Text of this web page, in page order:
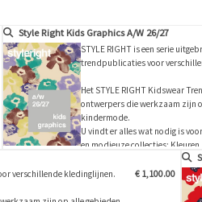
Style Right Kids Graphics A/W 26/27
STYLE RIGHT is een serie
trendpublicaties voor
Het STYLE RIGHT Kidswear
ontwerpers die werkzaam zijn
kindermode.
U vindt er alles wat nodig is
en modieuze collecties:
voor leeftijdsgroepen (shirts,
accessoires zoals sokken en
verschillende kledinglijnen. € 1,100.00